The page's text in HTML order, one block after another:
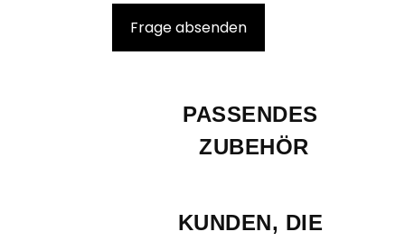
PASSENDES
ZUBEHÖR
KUNDEN, DIE